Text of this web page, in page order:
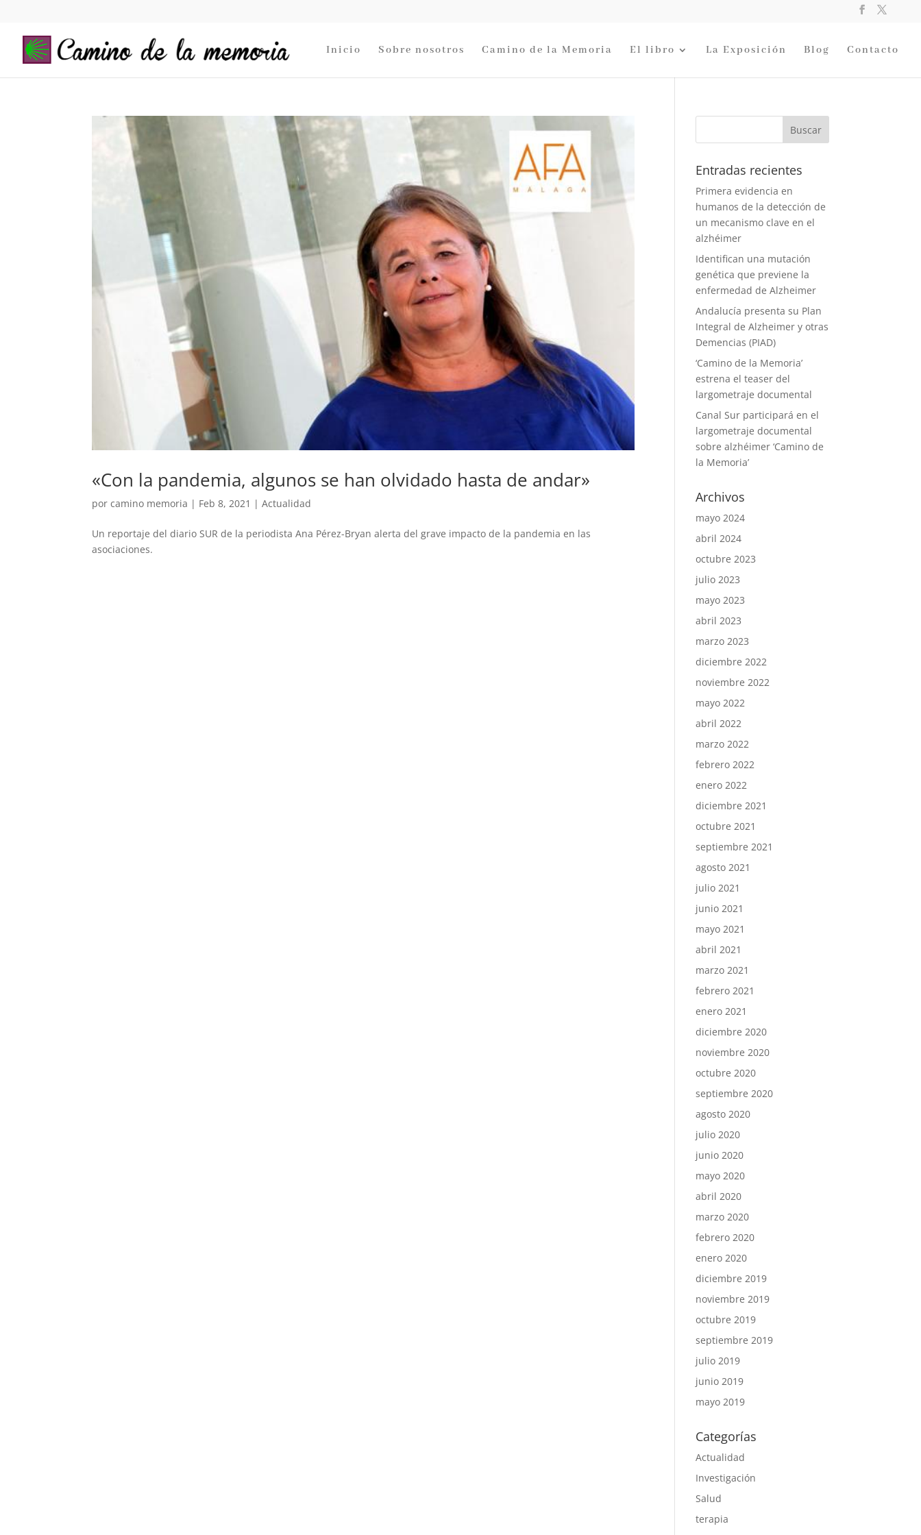
Inicio Sobre nosotros Camino de la Memoria El libro La Exposición Blog Contacto
«Con la pandemia, algunos se han olvidado hasta de andar»
porcamino memoria | Feb 8, 2021 |Actualidad
Un reportaje del diario SUR de la periodista Ana Pérez-Bryan alerta del grave impacto de la pandemia en las
asociaciones.
Entradas recientes
Primera evidencia en
humanos de la detección de
un mecanismo clave en el
alzhéimer
Identifican una mutación
genética que previene la
enfermedad de Alzheimer
Andalucía presenta su Plan
Integral de Alzheimer y otras
Demencias (PIAD)
‘Camino de la Memoria’
estrena el teaser del
largometraje documental
Canal Sur participará en el
largometraje documental
sobre alzhéimer ‘Camino de
la Memoria’
Archivos
mayo 2024
abril 2024
octubre 2023
julio 2023
mayo 2023
abril 2023
marzo 2023
diciembre 2022
noviembre 2022
mayo 2022
abril 2022
marzo 2022
febrero 2022
enero 2022
diciembre 2021
octubre 2021
septiembre 2021
agosto 2021
julio 2021
junio 2021
mayo 2021
abril 2021
marzo 2021
febrero 2021
enero 2021
diciembre 2020
noviembre 2020
octubre 2020
septiembre 2020
agosto 2020
julio 2020
junio 2020
mayo 2020
abril 2020
marzo 2020
febrero 2020
enero 2020
diciembre 2019
noviembre 2019
octubre 2019
septiembre 2019
julio 2019
junio 2019
mayo 2019
Categorías
Actualidad
Investigación
Salud
terapia